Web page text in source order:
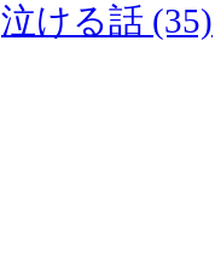
泣ける話 (35)